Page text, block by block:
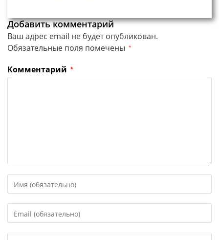
Добавить комментарий
Ваш адрес email не будет опубликован.
Обязательные поля помечены *
Комментарий *
свое
или
имя
свой